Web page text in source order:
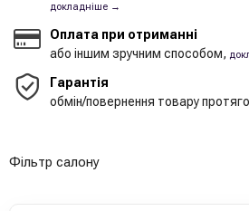
докладніше →
Оплата при отриманні
або іншим зручним способом,
Гарантія
обмін/повернення товару
Фільтр салону